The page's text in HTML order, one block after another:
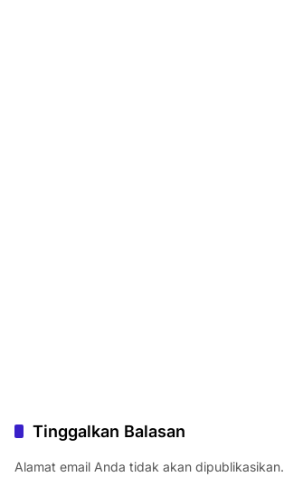
Tinggalkan Balasan
Alamat email Anda tidak akan dipublikasikan.